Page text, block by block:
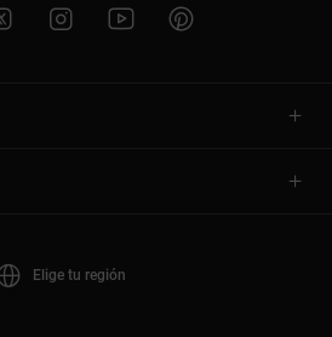
Elige tu región